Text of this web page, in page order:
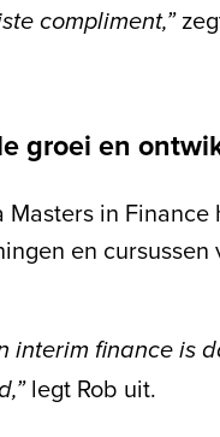
compliment,”
groei en
Masters in
en cursussen
interim finance is
legt Rob uit.